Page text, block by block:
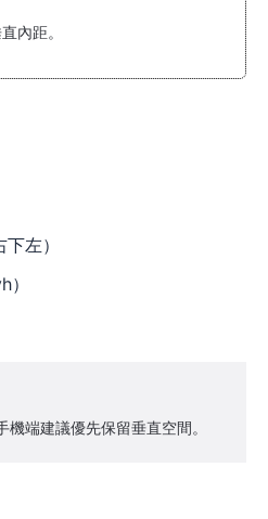
內距。
左）
端建議優先保留垂直空間。